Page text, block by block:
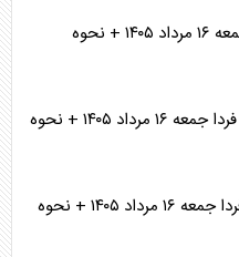
جدول قطعی برق استان قم فردا جمعه ۱۶ مرداد ۱۴۰۵ + نحوه
جدول قطعی برق استان کرمانشاه فردا جمعه ۱۶ مرداد ۱۴۰۵ + نحوه
جدول قطعی برق استان اصفهان فردا جمعه ۱۶ مرداد ۱۴۰۵ + نحوه